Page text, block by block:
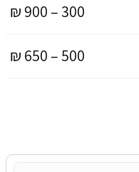
300 – 900 ₪
500 – 650 ₪